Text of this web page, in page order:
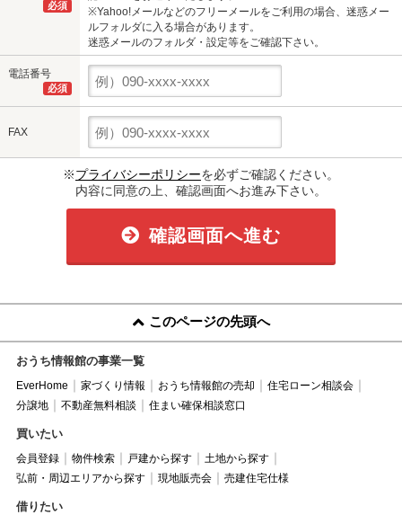
必須
※Yahoo!メールなどのフリーメールをご利用の場合、迷惑メー
ルフォルダに入る場合があります。
迷惑メールのフォルダ・設定等をご確認下さい。
電話番号
必須
FAX
※プライバシーポリシーを必ずご確認ください。
内容に同意の上、確認画面へお進み下さい。
確認画面へ進む
このページの先頭へ
おうち情報館の事業一覧
EverHome 家づくり情報 おうち情報館の売却
住宅ローン相談会
分譲地
不動産無料相談 住まい確保相談窓口
買いたい
会員登録 物件検索 戸建から探す
土地から探す
弘前・周辺エリアから探す
現地販売会 売建住宅仕様
借りたい